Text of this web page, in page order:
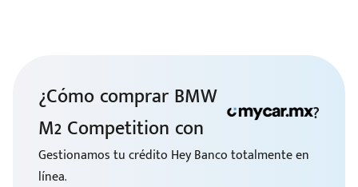
¿Cómo comprar BMW
M2 Competition con
?
Gestionamos tu crédito Hey Banco totalmente en
línea.